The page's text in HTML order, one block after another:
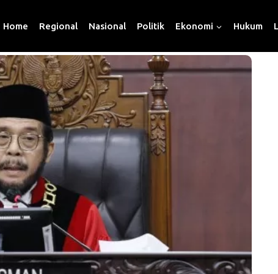
Home Regional Nasional Politik Ekonomi Hukum